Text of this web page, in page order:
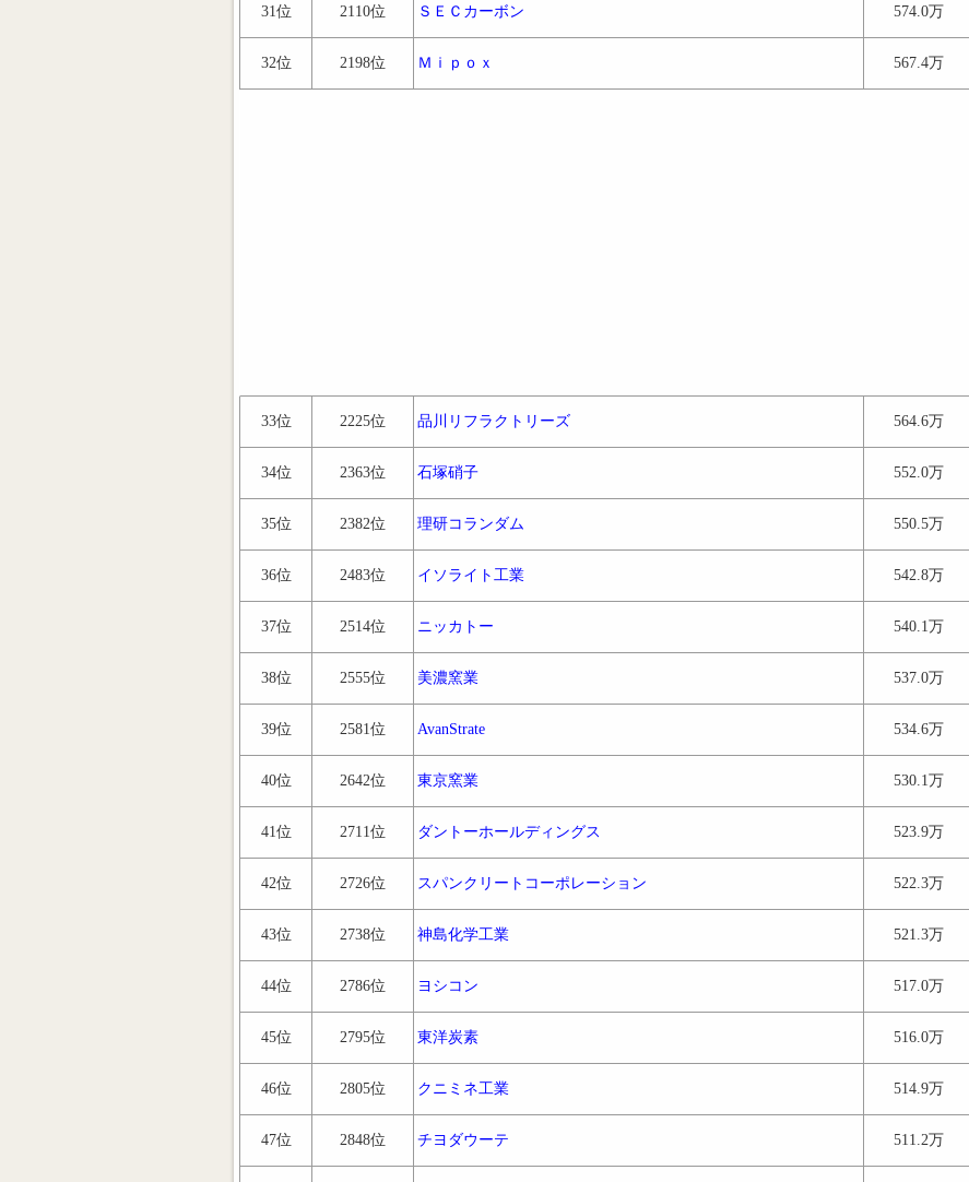
31位 2110位 ＳＥＣカーボン 574.0万
32位 2198位 Ｍｉｐｏｘ 567.4万
33位 2225位 品川リフラクトリーズ 564.6万
34位 2363位 石塚硝子 552.0万
35位 2382位 理研コランダム 550.5万
36位 2483位 イソライト工業 542.8万
37位 2514位 ニッカトー 540.1万
38位 2555位 美濃窯業 537.0万
39位 2581位 AvanStrate 534.6万
40位 2642位 東京窯業 530.1万
41位 2711位 ダントーホールディングス 523.9万
42位 2726位 スパンクリートコーポレーション 522.3万
43位 2738位 神島化学工業 521.3万
44位 2786位 ヨシコン 517.0万
45位 2795位 東洋炭素 516.0万
46位 2805位 クニミネ工業 514.9万
47位 2848位 チヨダウーテ 511.2万